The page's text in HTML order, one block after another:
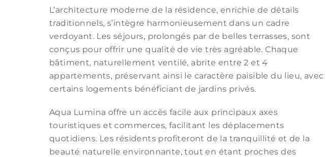
L’architecture moderne de la résidence, enrichie de détails
traditionnels, s’intègre harmonieusement dans un cadre
verdoyant. Les séjours, prolongés par de belles terrasses, sont
conçus pour offrir une qualité de vie très agréable. Chaque
bâtiment, naturellement ventilé, abrite entre 2 et 4
appartements, préservant ainsi le caractère paisible du lieu, avec
certains logements bénéficiant de jardins privés.
Aqua Lumina offre un accès facile aux principaux axes
touristiques et commerces, facilitant les déplacements
quotidiens. Les résidents profiteront de la tranquillité et de la
beauté naturelle environnante, tout en étant proches des